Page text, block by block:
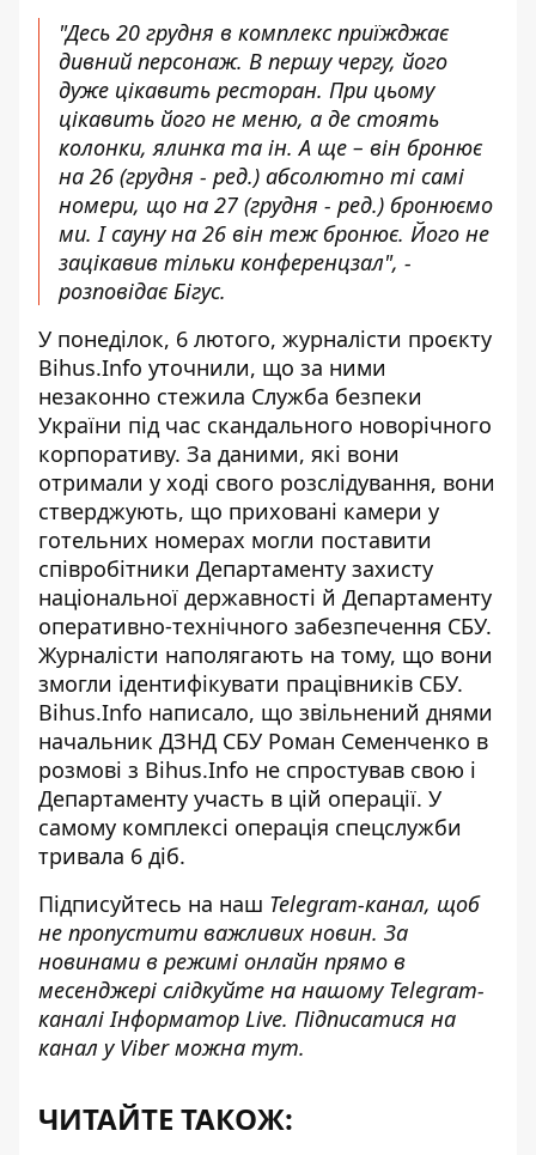
"Десь 20 грудня в комплекс приїжджає
дивний персонаж. В першу чергу, його
дуже цікавить ресторан. При цьому
цікавить його не меню, а де стоять
колонки, ялинка та ін. А ще – він бронює
на 26 (грудня - ред.) абсолютно ті самі
номери, що на 27 (грудня - ред.) бронюємо
ми. І сауну на 26 він теж бронює. Його не
зацікавив тільки конференцзал", -
розповідає Бігус.
У понеділок, 6 лютого, журналісти проєкту
Bihus.Info уточнили, що за ними
незаконно стежила Служба безпеки
України під час скандального новорічного
корпоративу. За даними, які вони
отримали у ході свого розслідування, вони
стверджують, що приховані камери у
готельних номерах могли поставити
співробітники Департаменту захисту
національної державності й Департаменту
оперативно-технічного забезпечення СБУ.
Журналісти наполягають на тому, що вони
змогли ідентифікувати працівників СБУ.
Bihus.Info написало, що звільнений днями
начальник ДЗНД СБУ Роман Семенченко в
розмові з Bihus.Info не спростував свою і
Департаменту участь в цій операції. У
самому комплексі операція спецслужби
тривала 6 діб.
Підписуйтесь на наш Telegram-канал, щоб
не пропустити важливих новин. За
новинами в режимі онлайн прямо в
месенджері слідкуйте на нашому Telegram-
каналі Інформатор Live. Підписатися на
канал у Viber можна тут.
ЧИТАЙТЕ ТАКОЖ: